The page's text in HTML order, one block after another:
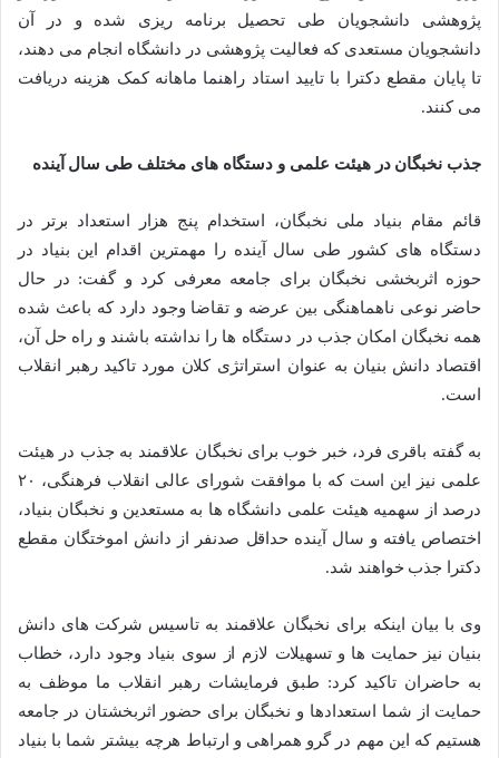
پژوهشی دانشجویان طی تحصیل برنامه ریزی شده و در آن
دانشجویان مستعدی که فعالیت پژوهشی در دانشگاه انجام می دهند،
تا پایان مقطع دکترا با تایید استاد راهنما ماهانه کمک هزینه دریافت
می کنند.
جذب نخبگان در هیئت علمی و دستگاه های مختلف طی سال آینده
قائم مقام بنیاد ملی نخبگان، استخدام پنج هزار استعداد برتر در
دستگاه های کشور طی سال آینده را مهمترین اقدام این بنیاد در
حوزه اثربخشی نخبگان برای جامعه معرفی کرد و گفت: در حال
حاضر نوعی ناهماهنگی بین عرضه و تقاضا وجود دارد که باعث شده
همه نخبگان امکان جذب در دستگاه ها را نداشته باشند و راه حل آن،
اقتصاد دانش بنیان به عنوان استراتژی کلان مورد تاکید رهبر انقلاب
است.
به گفته باقری فرد، خبر خوب برای نخبگان علاقمند به جذب در هیئت
علمی نیز این است که با موافقت شورای عالی انقلاب فرهنگی، ۲۰
درصد از سهمیه هیئت علمی دانشگاه ها به مستعدین و نخبگان بنیاد،
اختصاص یافته و سال آینده حداقل صدنفر از دانش اموختگان مقطع
دکترا جذب خواهند شد.
وی با بیان اینکه برای نخبگان علاقمند به تاسیس شرکت های دانش
بنیان نیز حمایت ها و تسهیلات لازم از سوی بنیاد وجود دارد، خطاب
به حاضران تاکید کرد: طبق فرمایشات رهبر انقلاب ما موظف به
حمایت از شما استعدادها و نخبگان برای حضور اثربخشتان در جامعه
هستیم که این مهم در گرو همراهی و ارتباط هرچه بیشتر شما با بنیاد